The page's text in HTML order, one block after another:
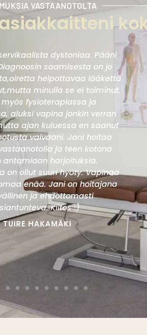
VASTAANOTOLTA
dystoniaa. Pääni
saamisesta on jo
helpottavaa lääkettä
minulla se ei toiminut.
myös fysioterapiassa ja
aluksi vapina jonkin verran
ajan kuluessa en saanut
vaivaani. Jani hoitaa
ja teen kotona
antamiaan harjoituksia.
on ollut suuri hyöty. Vapinaa
enää. Jani on hoitajana
ja ehdottomasti
Kiitos :)
TUIRE HAKAMÄKI